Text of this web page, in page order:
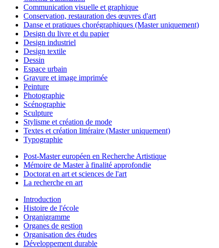
Communication visuelle et graphique
Conservation, restauration des œuvres d'art
Danse et pratiques chorégraphiques (Master uniquement)
Design du livre et du papier
Design industriel
Design textile
Dessin
Espace urbain
Gravure et image imprimée
Peinture
Photographie
Scénographie
Sculpture
Stylisme et création de mode
Textes et création littéraire (Master uniquement)
Typographie
Post-Master européen en Recherche Artistique
Mémoire de Master à finalité approfondie
Doctorat en art et sciences de l'art
La recherche en art
Introduction
Histoire de l'école
Organigramme
Organes de gestion
Organisation des études
Développement durable